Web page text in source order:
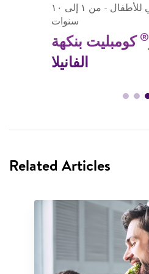
غذاء تكميلي للأطفال - من ١ إلى ١٠
سنوات
® كومبليت بنكهة
الفانيلا
Related Articles